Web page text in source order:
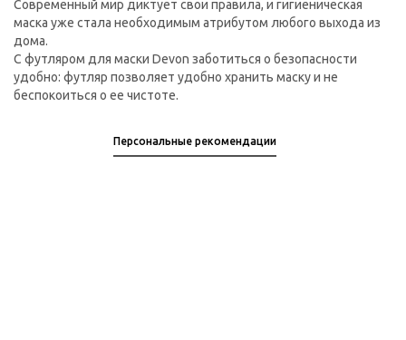
Современный мир диктует свои правила, и гигиеническая
маска уже стала необходимым атрибутом любого выхода из
дома.
С футляром для маски Devon заботиться о безопасности
удобно: футляр позволяет удобно хранить маску и не
беспокоиться о ее чистоте.
Персональные рекомендации